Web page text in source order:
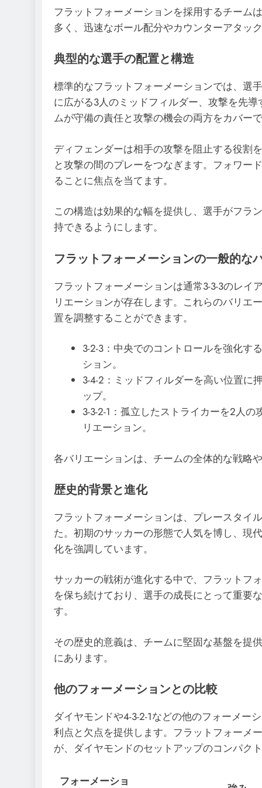
フラットフォーメーションを採用するチーム
多く、迅速なボール配分やカウンターアタッ
典型的な選手の配置と構造
標準的なフラットフォーメーションでは、選
に広がる3人のミッドフィルダー、攻撃を先
ムが守備の責任と攻撃の機会の両方をカバー
ディフェンダーは相手の攻撃を阻止する役割
と攻撃の間のプレーをつなぎます。フォワー
ることに焦点を当てます。
この構造は効果的な幅を提供し、選手がフラ
持できるようにします。
フラットフォーメーションの一般的な
フラットフォーメーションは通常3-3-3のレ
リエーションが存在します。これらのバリエ
置を調整することができます。
3-2-3：中央でのコントロールを強化す
ション。
3-4-2：ミッドフィルダーを高い位置に
ップ。
3-3-2-1：孤立したストライカーを2人
リエーション。
各バリエーションは、チームの全体的な戦略
歴史的背景と進化
フラットフォーメーションは、プレースタイ
た。初期のサッカーの形態で人気を博し、現
化を強調しています。
サッカーの戦術が進化する中で、フラットフ
を保ち続けており、選手の成長にとって重要
す。
その歴史的意義は、チームに堅固な基盤を提
にあります。
他のフォーメーションとの比較
ダイヤモンドや4-3-2-1などの他のフォーメー
利点と欠点を提供します。フラットフォーメ
が、ダイヤモンドのセットアップのコンパク
フォーメーショ